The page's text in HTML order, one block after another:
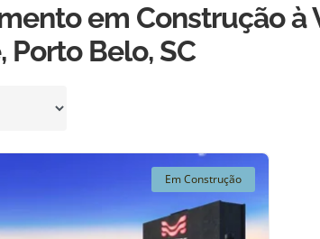
em Construção à
Porto Belo, SC
Em Construção